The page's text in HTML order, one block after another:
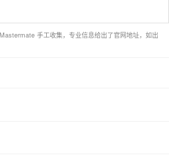
手工收集，专业信息给出了官网地址，如出